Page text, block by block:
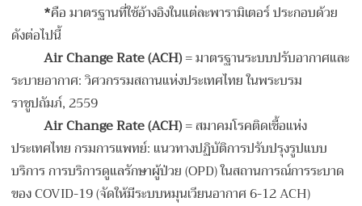
*คือ มาตรฐานที่ใช้อ้างอิงในแต่ละพารามิเตอร์ ประกอบด้วย
ดังต่อไปนี้
Air Change Rate (ACH)= มาตรฐานระบบปรับอากาศและ
ระบายอากาศ: วิศวกรรมสถานแห่งประเทศไทย ในพระบรม
ราชูปถัมภ์, 2559
Air Change Rate (ACH)= สมาคมโรคติดเชื้อแห่ง
ประเทศไทย กรมการแพทย์: แนวทางปฏิบัติการปรับปรุงรูปแบบ
บริการ การบริการดูแลรักษาผู้ป่วย (OPD) ในสถานการณ์การระบาด
ของ COVID-19 (จัดให้มีระบบหมุนเวียนอากาศ 6-12 ACH)